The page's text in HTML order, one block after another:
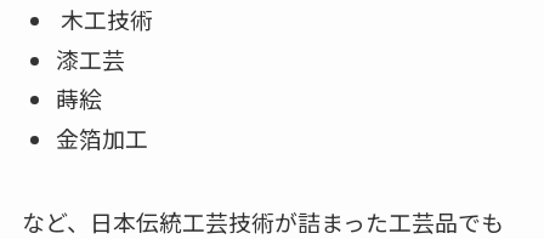
木工技術
漆工芸
蒔絵
金箔加工
など、日本伝統工芸技術が詰まった工芸品でも